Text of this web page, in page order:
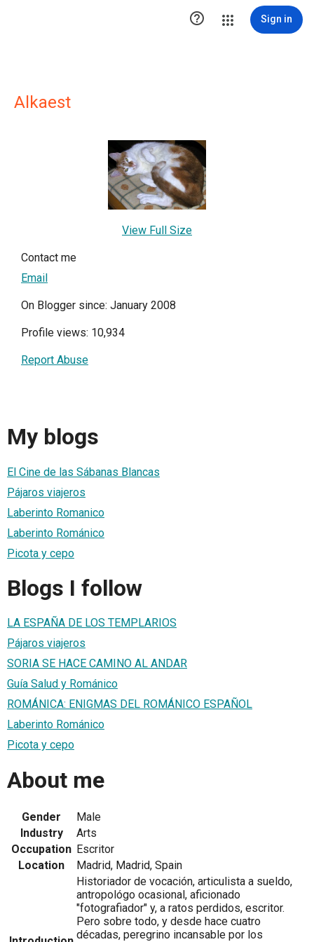
 Sign in
Alkaest
View Full Size
Contact me
Email
On Blogger since: January 2008
Profile views: 10,934
Report Abuse
My blogs
El Cine de las Sábanas Blancas
Pájaros viajeros
Laberinto Romanico
Laberinto Románico
Picota y cepo
Blogs I follow
LA ESPAÑA DE LOS TEMPLARIOS
Pájaros viajeros
SORIA SE HACE CAMINO AL ANDAR
Guía Salud y Románico
ROMÁNICA: ENIGMAS DEL ROMÁNICO ESPAÑOL
Laberinto Románico
Picota y cepo
About me
Gender
Male
Industry
Arts
Occupation Escritor
Location
Madrid, Madrid, Spain
Historiador de vocación, articulista a sueldo,
antropológo ocasional, aficionado
"fotografiador" y, a ratos perdidos, escritor.
Pero sobre todo, y desde hace cuatro
décadas, peregrino incansable por los